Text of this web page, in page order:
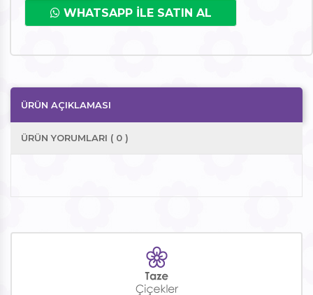
WHATSAPP İLE SATIN AL
ÜRÜN AÇIKLAMASI
ÜRÜN YORUMLARI ( 0 )